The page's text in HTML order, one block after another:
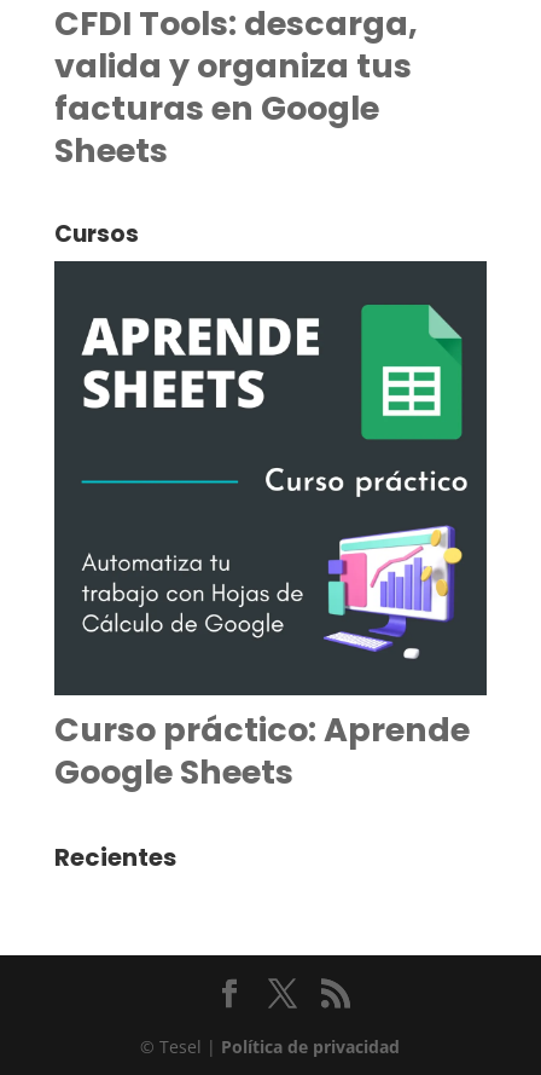
CFDI Tools: descarga,
valida y organiza tus
facturas en Google
Sheets
Cursos
Curso práctico: Aprende
Google Sheets
Recientes
© Tesel | Política de privacidad